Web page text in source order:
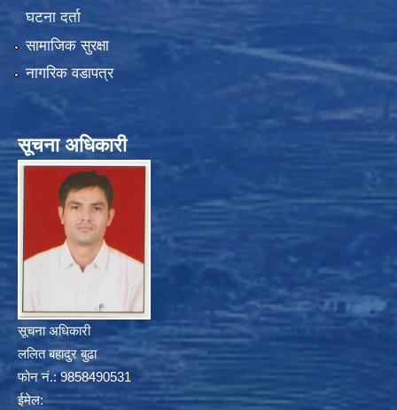
घटना दर्ता
सामाजिक सुरक्षा
नागरिक वडापत्र
सूचना अधिकारी
सूचना अधिकारी
ललित बहादुर बुढा
फोन नं.: 9858490531
ईमेल: